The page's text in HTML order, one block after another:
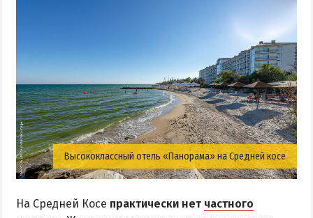
Высококлассный отель «Панорама» на Средней косе
На Средней Косе практически нет частного